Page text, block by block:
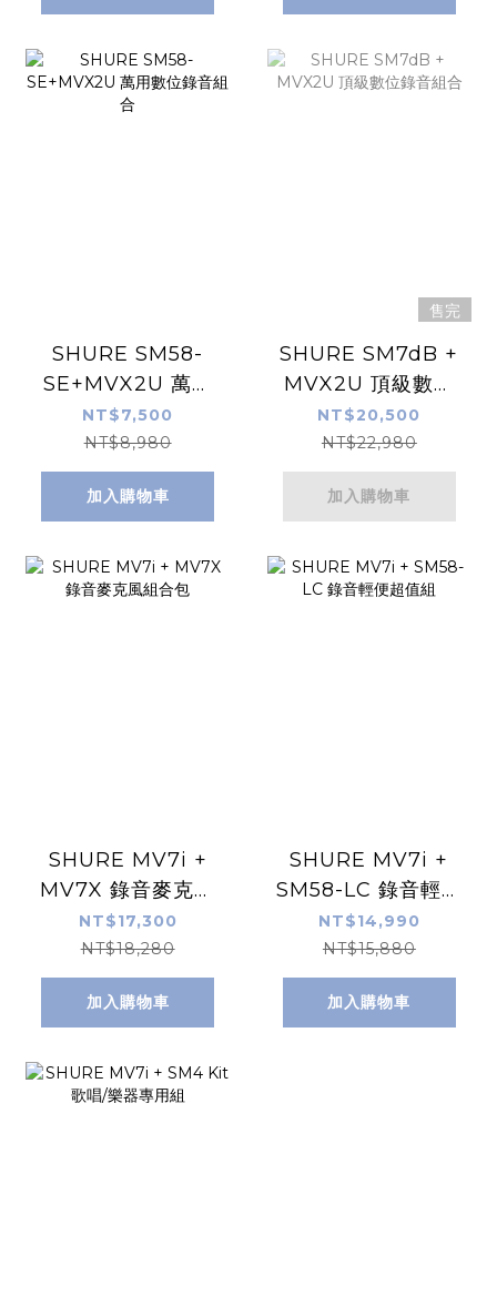
SHURE SM58-
SE+MVX2U 萬用
數位錄音組合
NT$7,500
NT$8,980
加入購物車
售完
SHURE SM7dB +
MVX2U 頂級數位
錄音組合
NT$20,500
NT$22,980
加入購物車
SHURE MV7i +
MV7X 錄音麥克風
組合包
NT$17,300
NT$18,280
加入購物車
SHURE MV7i +
SM58-LC 錄音輕便
超值組
NT$14,990
NT$15,880
加入購物車